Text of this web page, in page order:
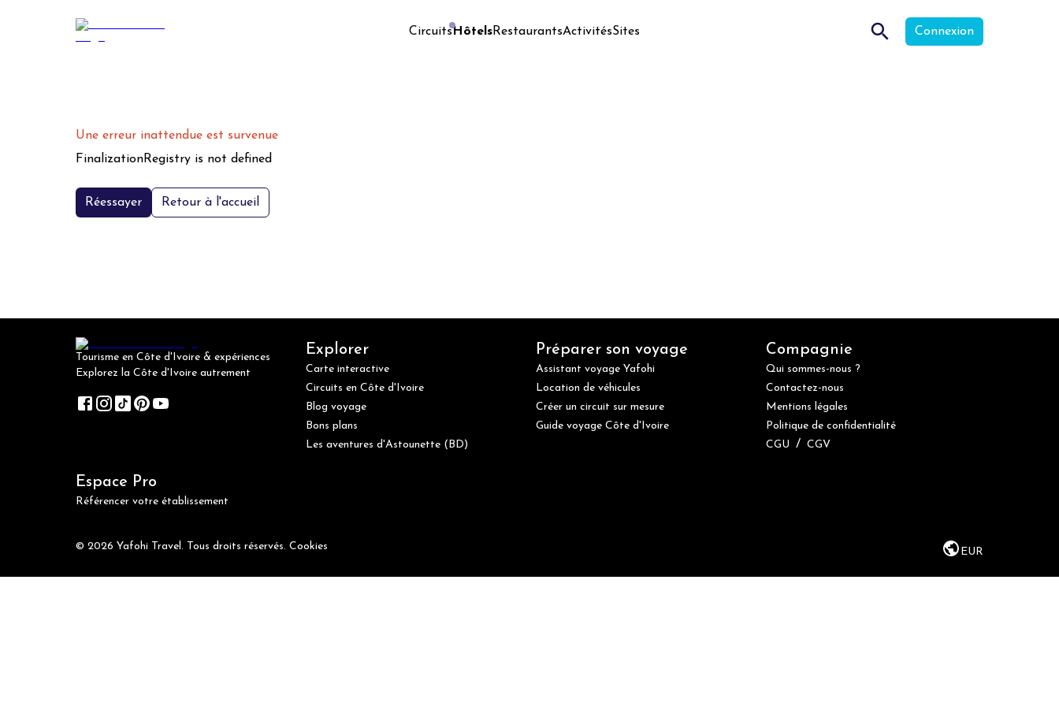
CircuitsHôtelsRestaurantsActivitésSites Connexion
Une erreur inattendue est survenue
FinalizationRegistry is not defined
Réessayer Retour à l'accueil
Tourisme en Côte d'Ivoire & expériences
Explorez la Côte d'Ivoire autrement
Explorer
Carte interactive
Circuits en Côte d'Ivoire
Blog voyage
Bons plans
Les aventures d'Astounette (BD)
Préparer son voyage
Assistant voyage Yafohi
Location de véhicules
Créer un circuit sur mesure
Guide voyage Côte d'Ivoire
Compagnie
Qui sommes-nous ?
Contactez-nous
Mentions légales
Politique de confidentialité
CGU / CGV
Espace Pro
Référencer votre établissement
© 2026 Yafohi Travel. Tous droits réservés. Cookies EUR